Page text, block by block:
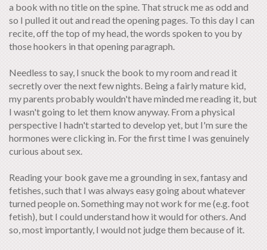
a book with no title on the spine. That struck me as odd and
so I pulled it out and read the opening pages. To this day I can
recite, off the top of my head, the words spoken to you by
those hookers in that opening paragraph.
Needless to say, I snuck the book to my room and read it
secretly over the next few nights. Being a fairly mature kid,
my parents probably wouldn't have minded me reading it, but
I wasn't going to let them know anyway. From a physical
perspective I hadn't started to develop yet, but I'm sure the
hormones were clicking in. For the first time I was genuinely
curious about sex.
Reading your book gave me a grounding in sex, fantasy and
fetishes, such that I was always easy going about whatever
turned people on. Something may not work for me (e.g. foot
fetish), but I could understand how it would for others. And
so, most importantly, I would not judge them because of it.